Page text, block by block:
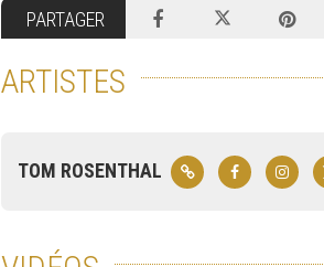
PARTAGER
ARTISTES
TOM ROSENTHAL